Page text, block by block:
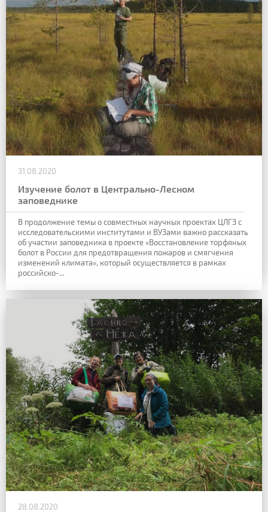
31.08.2020
Изучение болот в Центрально-Лесном
заповеднике
В продолжение темы о совместных научных проектах ЦЛГЗ с
исследовательскими институтами и ВУЗами важно рассказать
об участии заповедника в проекте «Восстановление торфяных
болот в России для предотвращения пожаров и смягчения
изменений климата», который осуществляется в рамках
российско-...
28.08.2020